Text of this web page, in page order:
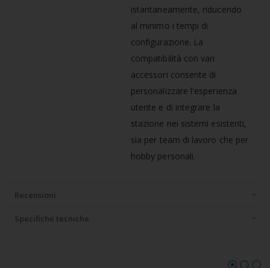
istantaneamente, riducendo
al minimo i tempi di
configurazione. La
compatibilità con vari
accessori consente di
personalizzare l'esperienza
utente e di integrare la
stazione nei sistemi esistenti,
sia per team di lavoro che per
hobby personali.
Recensioni
Specifiche tecniche